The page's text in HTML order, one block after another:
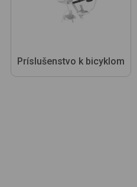
Príslušenstvo k bicyklom